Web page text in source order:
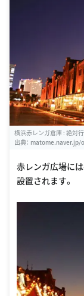
横浜赤レンガ倉庫 : 絶対
出典： matome.naver.jp/
赤レンガ広場に
設置されます。